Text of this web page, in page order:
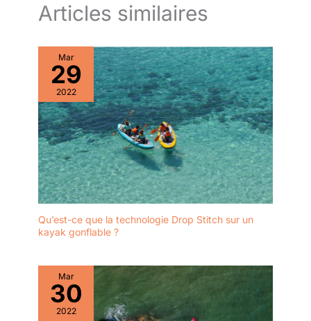
Articles similaires
Mar
29
2022
Qu’est-ce que la technologie Drop Stitch sur un
kayak gonflable ?
Mar
30
2022